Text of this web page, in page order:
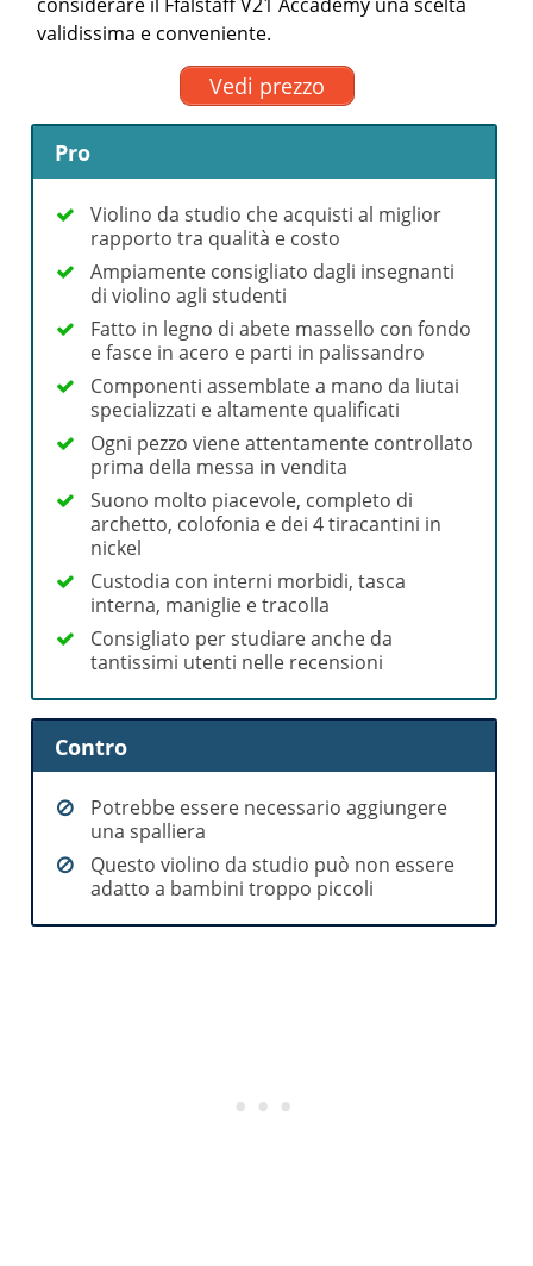
validissima e conveniente.
Vedi prezzo
Pro
Violino da studio che acquisti al miglior
rapporto tra qualità e costo
Ampiamente consigliato dagli insegnanti
di violino agli studenti
Fatto in legno di abete massello con fondo
e fasce in acero e parti in palissandro
Componenti assemblate a mano da liutai
specializzati e altamente qualificati
Ogni pezzo viene attentamente controllato
prima della messa in vendita
Suono molto piacevole, completo di
archetto, colofonia e dei 4 tiracantini in
nickel
Custodia con interni morbidi, tasca
interna, maniglie e tracolla
Consigliato per studiare anche da
tantissimi utenti nelle recensioni
Contro
Potrebbe essere necessario aggiungere
una spalliera
Questo violino da studio può non essere
adatto a bambini troppo piccoli